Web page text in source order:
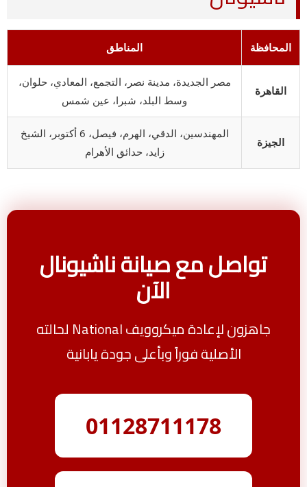
المحافظة المناطق
القاهرة
مصر الجديدة، مدينة نصر، التجمع، المعادي، حلوان،
وسط البلد، شبرا، عين شمس
الجيزة
المهندسين، الدقي، الهرم، فيصل، 6 أكتوبر، الشيخ
زايد، حدائق الأهرام
تواصل مع صيانة ناشيونال
الآن
جاهزون لإعادة ميكروويف National لحالته
الأصلية فوراً وبأعلى جودة يابانية
01128711178